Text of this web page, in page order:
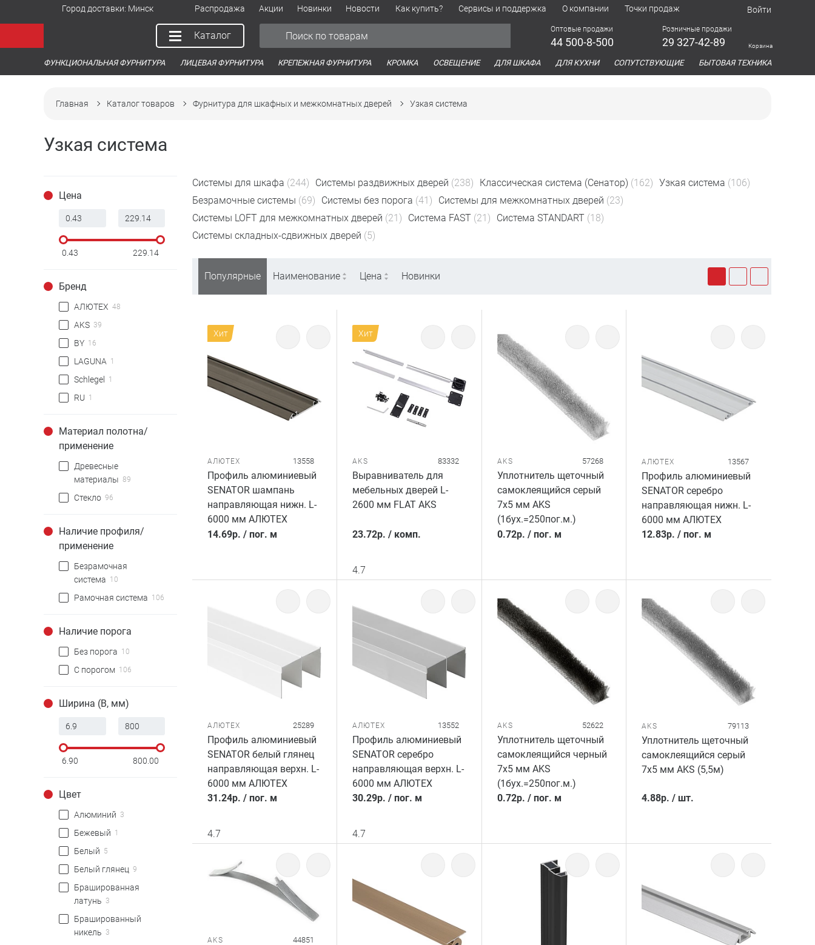
Город доставки: Минск Распродажа Акции Новинки Новости Как купить? Сервисы и поддержка О компании Точки продаж Войти
Каталог
Оптовые продажи
44 500-8-500
Розничные продажи
29 327-42-89 Корзина
ФУНКЦИОНАЛЬНАЯ ФУРНИТУРА ЛИЦЕВАЯ ФУРНИТУРА КРЕПЕЖНАЯ ФУРНИТУРА КРОМКА ОСВЕЩЕНИЕ ДЛЯ ШКАФА ДЛЯ КУХНИ СОПУТСТВУЮЩИЕ БЫТОВАЯ ТЕХНИКА
Главная Каталог товаров Фурнитура для шкафных и межкомнатных дверей Узкая система
Узкая система
Цена
0.43 229.14
Бренд
АЛЮТЕХ 48
AKS 39
BY 16
LAGUNA 1
Schlegel 1
RU 1
Материал полотна/
применение
Древесные
материалы 89
Стекло 96
Наличие профиля/
применение
Безрамочная
система 10
Рамочная система 106
Наличие порога
Без порога 10
С порогом 106
Ширина (B, мм)
6.90 800.00
Цвет
Алюминий 3
Бежевый 1
Белый 5
Белый глянец 9
Брашированная
латунь 3
Брашированный
никель 3
Системы для шкафа (244) Системы раздвижных дверей (238) Классическая система (Сенатор) (162) Узкая система (106)
Безрамочные системы (69) Системы без порога (41) Системы для межкомнатных дверей (23)
Системы LOFT для межкомнатных дверей (21) Система FAST (21) Система STANDART (18)
Системы складных-сдвижных дверей (5)
Популярные Наименование Цена Новинки
Хит
АЛЮТЕХ 13558
Профиль алюминиевый
SENATOR шампань
направляющая нижн. L-
6000 мм АЛЮТЕХ
14.69р. / пог. м
Хит
AKS 83332
Выравниватель для
мебельных дверей L-
2600 мм FLAT AKS
23.72р. / комп.
4.7
AKS 57268
Уплотнитель щеточный
самоклеящийся серый
7x5 мм AKS
(1бух.=250пог.м.)
0.72р. / пог. м
АЛЮТЕХ 13567
Профиль алюминиевый
SENATOR серебро
направляющая нижн. L-
6000 мм АЛЮТЕХ
12.83р. /пог. м
АЛЮТЕХ 25289
Профиль алюминиевый
SENATOR белый глянец
направляющая верхн. L-
6000 мм АЛЮТЕХ
31.24р. / пог. м
4.7
АЛЮТЕХ 13552
Профиль алюминиевый
SENATOR серебро
направляющая верхн. L-
6000 мм АЛЮТЕХ
30.29р. / пог. м
4.7
AKS 52622
Уплотнитель щеточный
самоклеящийся черный
7x5 мм AKS
(1бух.=250пог.м.)
0.72р. / пог. м
AKS 79113
Уплотнитель щеточный
самоклеящийся серый
7x5 мм AKS (5,5м)
4.88р. /шт.
AKS 44851